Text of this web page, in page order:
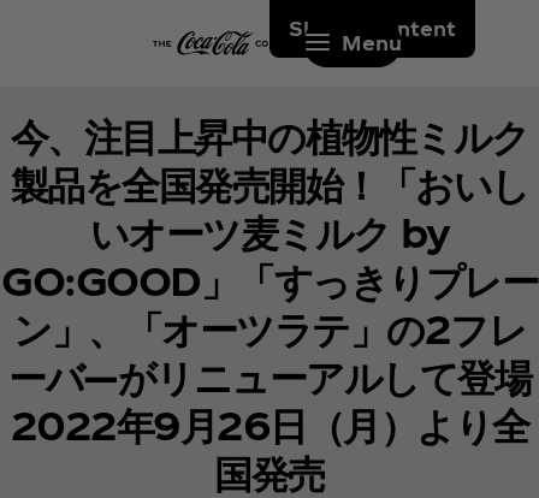
Skip to content
Menu
今、注目上昇中の植物性ミルク
製品を全国発売開始！「おいし
いオーツ麦ミルク by
GO:GOOD」「すっきりプレー
ン」、「オーツラテ」の2フレ
ーバ―がリニューアルして登場
2022年9月26日（月）より全
国発売